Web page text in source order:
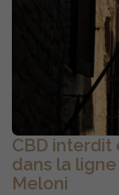
CBD interdit
dans la
Meloni